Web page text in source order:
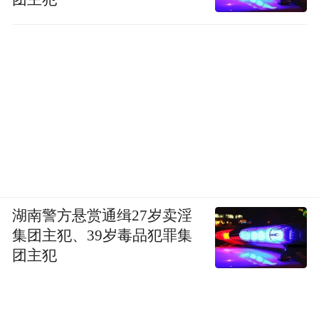
湖南警方悬赏通缉27岁卖淫
集团主犯、39岁毒品犯罪集
团主犯